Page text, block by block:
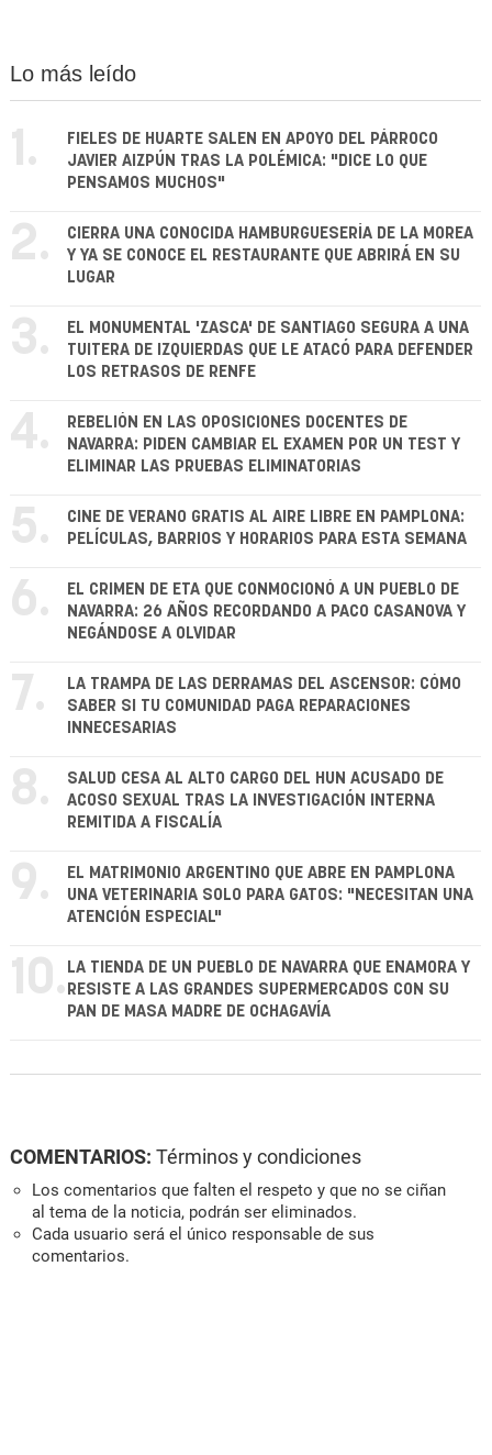
Lo más leído
1.
FIELES DE HUARTE SALEN EN APOYO DEL PÁRROCO
JAVIER AIZPÚN TRAS LA POLÉMICA: "DICE LO QUE
PENSAMOS MUCHOS"
2.
CIERRA UNA CONOCIDA HAMBURGUESERÍA DE LA MOREA
Y YA SE CONOCE EL RESTAURANTE QUE ABRIRÁ EN SU
LUGAR
3.
EL MONUMENTAL 'ZASCA' DE SANTIAGO SEGURA A UNA
TUITERA DE IZQUIERDAS QUE LE ATACÓ PARA DEFENDER
LOS RETRASOS DE RENFE
4.
REBELIÓN EN LAS OPOSICIONES DOCENTES DE
NAVARRA: PIDEN CAMBIAR EL EXAMEN POR UN TEST Y
ELIMINAR LAS PRUEBAS ELIMINATORIAS
5.
CINE DE VERANO GRATIS AL AIRE LIBRE EN PAMPLONA:
PELÍCULAS, BARRIOS Y HORARIOS PARA ESTA SEMANA
6.
EL CRIMEN DE ETA QUE CONMOCIONÓ A UN PUEBLO DE
NAVARRA: 26 AÑOS RECORDANDO A PACO CASANOVA Y
NEGÁNDOSE A OLVIDAR
7.
LA TRAMPA DE LAS DERRAMAS DEL ASCENSOR: CÓMO
SABER SI TU COMUNIDAD PAGA REPARACIONES
INNECESARIAS
8.
SALUD CESA AL ALTO CARGO DEL HUN ACUSADO DE
ACOSO SEXUAL TRAS LA INVESTIGACIÓN INTERNA
REMITIDA A FISCALÍA
9.
EL MATRIMONIO ARGENTINO QUE ABRE EN PAMPLONA
UNA VETERINARIA SOLO PARA GATOS: "NECESITAN UNA
ATENCIÓN ESPECIAL"
10. LA TIENDA DE UN PUEBLO DE NAVARRA QUE ENAMORA Y
RESISTE A LAS GRANDES SUPERMERCADOS CON SU
PAN DE MASA MADRE DE OCHAGAVÍA
COMENTARIOS: Términos y condiciones
Los comentarios que falten el respeto y que no se ciñan
al tema de la noticia, podrán ser eliminados.
Cada usuario será el único responsable de sus
comentarios.